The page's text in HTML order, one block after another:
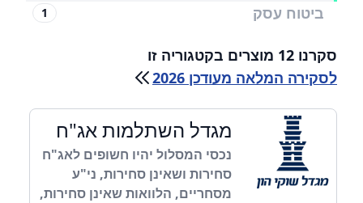
ביטוח עסק 1
סקרנו 12 מוצרים בקטגוריה זו
לסקירה המלאה מעודכן 2026
מגדל השתלמות אג"ח
נכסי המסלול יהיו חשופים לאג"ח
סחירות ושאינן סחירות, ני"ע
מסחריים, הלוואות שאינן סחירות,